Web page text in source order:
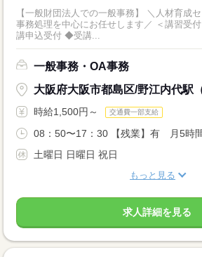
【一般財団法人での一般事務】 ＼人材育成
事務処理を中心にお任せします／ ＜講習受
講申込受付 ◆受講...
一般事務・OA事務
大阪府大阪市都島区/野江内代駅
時給1,500円～ 交通費一部支給
08：50〜17：30 【残業】有 月5時
土曜日 日曜日 祝日
もっと見る
求人詳細を見る